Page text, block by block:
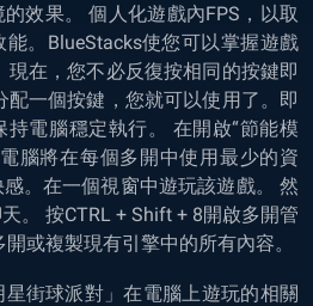
效果。 個人化遊戲內FPS，以取
。BlueStacks使您可以掌握遊戲
現在，您不必反復按相同的按鍵即
一個按鍵，您就可以使用了。即
電腦穩定執行。 在開啟“節能模
腦將在每個多開中使用最少的資
。在一個視窗中遊玩該遊戲。 然
。 按CTRL + Shift + 8開啟多開管
或複製現有引擎中的所有內容。
街球派對」在電腦上遊玩的相關